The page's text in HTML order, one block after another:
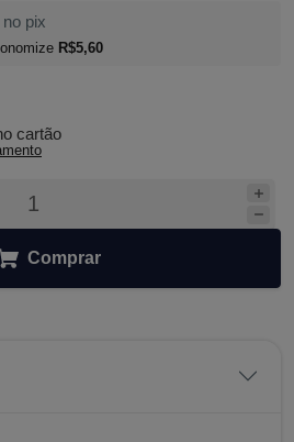
no pix
R$5,60
cartão
Comprar